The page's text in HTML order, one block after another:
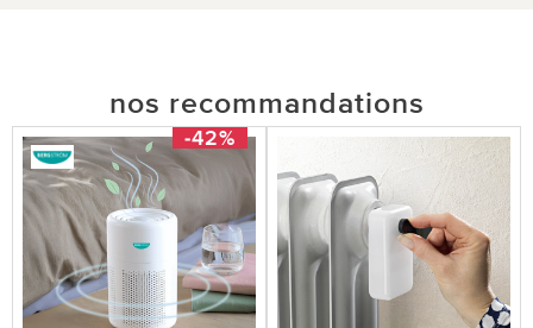
nos recommandations
-42%